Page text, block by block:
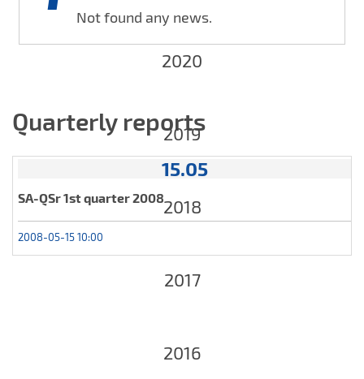
2020
2019
2018
2017
2016
Not found any news.
Quarterly reports
15.05
SA-QSr 1st quarter 2008
2008-05-15 10:00